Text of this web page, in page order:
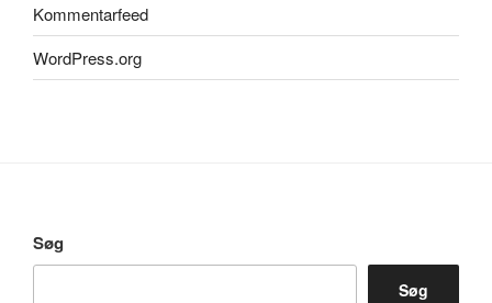
Kommentarfeed
WordPress.org
Søg
Søg